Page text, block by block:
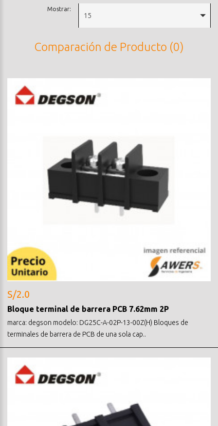
Mostrar:
15
Comparación de Producto (0)
S/2.0
Bloque terminal de barrera PCB 7.62mm 2P
marca: degson modelo: DG25C-A-02P-13-00Z(H) Bloques de
terminales de barrera de PCB de una sola cap..